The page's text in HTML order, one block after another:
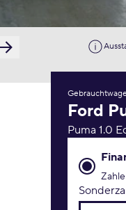
Ford
Puma 1.0